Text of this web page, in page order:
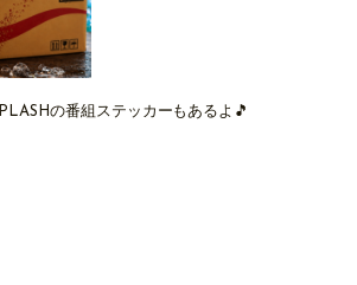
の番組ステッカーもあるよ🎵